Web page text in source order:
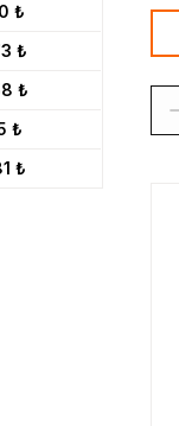
₺
₺
₺
₺
₺